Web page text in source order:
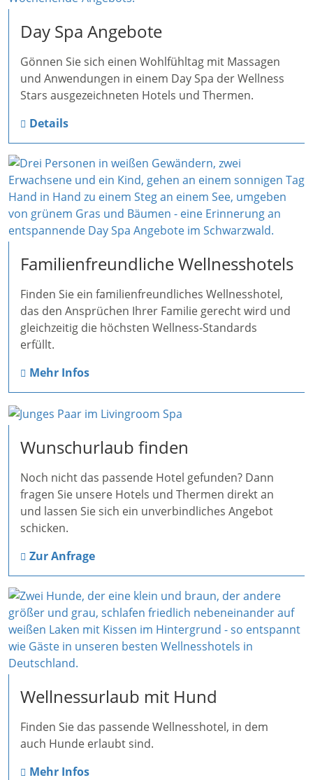
Day Spa Angebote
Gönnen Sie sich einen Wohlfühltag mit Massagen
und Anwendungen in einem Day Spa der Wellness
Stars ausgezeichneten Hotels und Thermen.
Details
Familienfreundliche Wellnesshotels
Finden Sie ein familienfreundliches Wellnesshotel,
das den Ansprüchen Ihrer Familie gerecht wird und
gleichzeitig die höchsten Wellness-Standards
erfüllt.
Mehr Infos
Wunschurlaub finden
Noch nicht das passende Hotel gefunden? Dann
fragen Sie unsere Hotels und Thermen direkt an
und lassen Sie sich ein unverbindliches Angebot
schicken.
Zur Anfrage
Wellnessurlaub mit Hund
Finden Sie das passende Wellnesshotel, in dem
auch Hunde erlaubt sind.
Mehr Infos